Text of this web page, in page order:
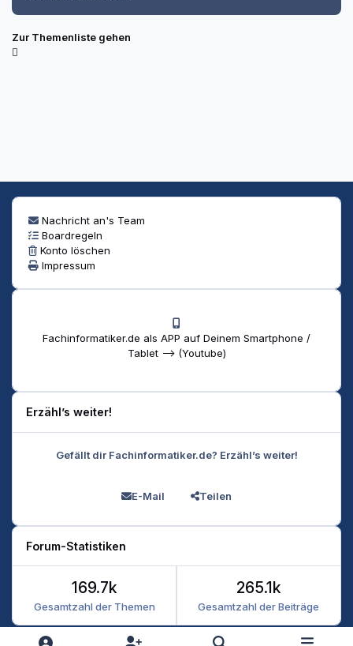
Zur Themenliste gehen
Nachricht an's Team
Boardregeln
Konto löschen
Impressum
Fachinformatiker.de als APP auf Deinem Smartphone /
Tablet --> (Youtube)
Erzähl’s weiter!
Gefällt dir Fachinformatiker.de? Erzähl’s weiter!
E-Mail Teilen
Forum-Statistiken
Gesamtzahl der Themen
169.7k
Gesamtzahl der Beiträge
265.1k